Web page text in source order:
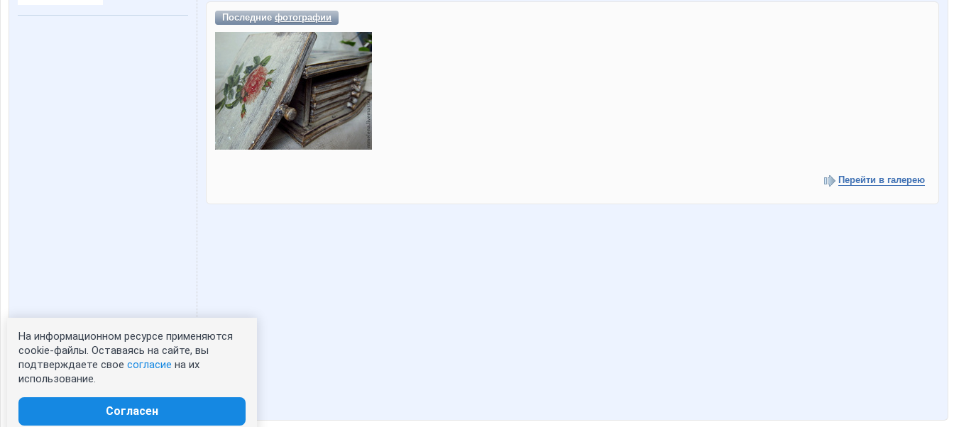
Статистика портрета:
сейчас просматривают портрет - 0
зарегистрированные пользователи
Последниефотографии
Перейти в галерею
На информационном ресурсе применяются
cookie-файлы. Оставаясь на сайте, вы
подтверждаете свое согласие на их
использование.
Согласен